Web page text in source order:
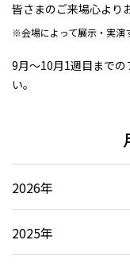
皆さまのご来場心より
※会場によって展示・実演
9月～10月1週目まで
い。
2026年
2025年